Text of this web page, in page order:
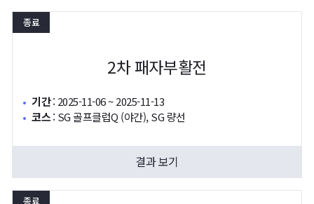
종료
2차 패자부활전
기간: 2025-11-06 ~ 2025-11-13
코스: SG 골프클럽Q (야간), SG 량선
결과 보기
종료